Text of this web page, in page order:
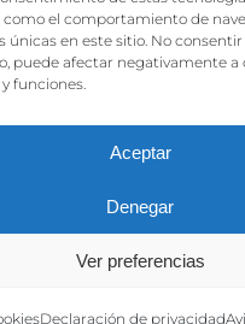
como el comportamiento de
únicas en este sitio. No
puede afectar negativamente a
funciones.
Aceptar
Denegar
Ver preferencias
Declaración de privacidad
clic para aceptar las cookies